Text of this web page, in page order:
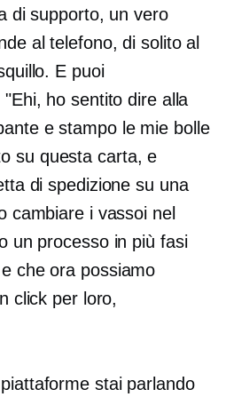
di supporto, un vero
al telefono, di solito al
E puoi
ho sentito dire alla
e stampo le mie bolle
su questa carta, e
di spedizione su una
cambiare i vassoi nel
un processo in più fasi
che ora possiamo
click per loro,
stai parlando